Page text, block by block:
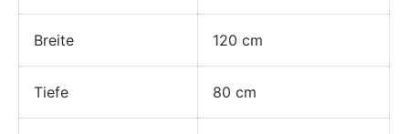
Breite 120 cm
Tiefe 80 cm